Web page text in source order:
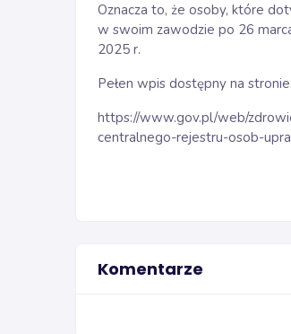
Oznacza to, że osoby, które
w swoim zawodzie po 26
2025 r.
Pełen wpis dostępny na stronie:
https://www.gov.pl/web/
centralnego-rejestru-osob-
Komentarze